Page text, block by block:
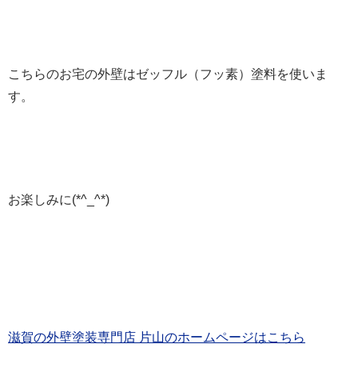
こちらのお宅の外壁はゼッフル（フッ素）塗料を使いま
す。
お楽しみに(*^_^*)
滋賀の外壁塗装専門店 片山のホームページはこちら